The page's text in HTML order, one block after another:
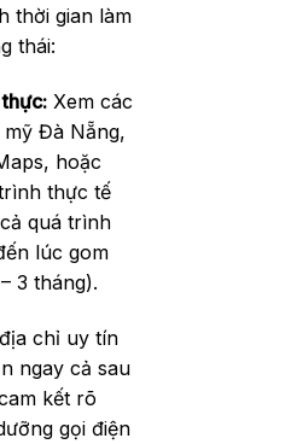
thời gian làm
thái:
Xem các
Đà Nẵng,
hoặc
thực tế
quá trình
lúc gom
3 tháng).
chỉ uy tín
ngay cả sau
kết rõ
gọi điện